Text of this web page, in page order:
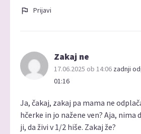
Prijavi
Zakaj ne
17.06.2025 ob 14:06 zadnji
01:16
Ja, čakaj, zakaj pa mama ne
hčerke in jo nažene ven? Aja, nima
ji, da živi v 1/2 hiše. Zakaj že?